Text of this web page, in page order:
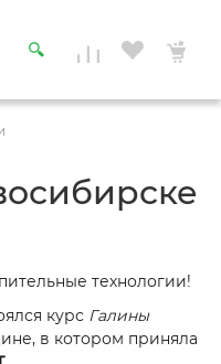
технологии!
курс Галины
в котором приняла